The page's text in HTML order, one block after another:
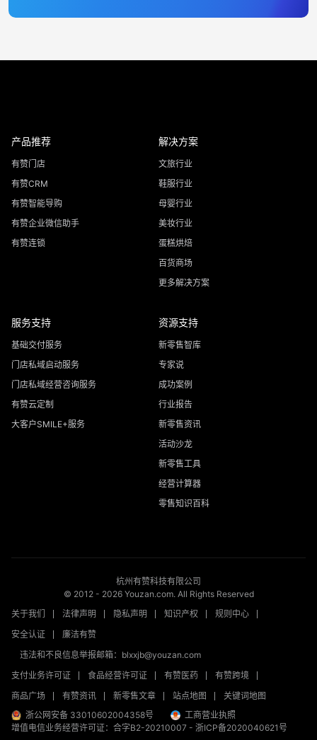
产品推荐
有赞门店
有赞CRM
有赞智能导购
有赞企业微信助手
有赞连锁
解决方案
文旅行业
鞋服行业
母婴行业
美妆行业
蛋糕烘焙
百货商场
更多解决方案
服务支持
基础交付服务
门店私域启动服务
门店私域经营咨询服务
有赞云定制
大客户SMILE+服务
资源支持
新零售智库
专家说
成功案例
行业报告
新零售资讯
活动沙龙
新零售工具
经营计算器
零售知识百科
杭州有赞科技有限公司
© 2012 - 2026Youzan.com. All Rights Reserved
关于我们
法律声明 隐私声明 知识产权
规则中心
安全认证
廉洁有赞
违法和不良信息举报邮箱：blxxjb@youzan.com
支付业务许可证
食品经营许可证 有赞医药
有赞跨境
商品广场
有赞资讯 新零售文章 站点地图
关键词地图
浙公网安备 33010602004358号
工商营业执照
增值电信业务经营许可证：合字B2-20210007 - 浙ICP备2020040621号